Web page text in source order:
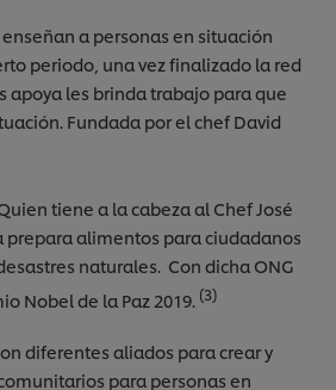
a personas en situación
periodo, una vez finalizado la red
apoya les brinda trabajo para que
Fundada por el chef David
tiene a la cabeza al Chef José
prepara alimentos para ciudadanos
naturales. Con dicha ONG
Nobel de la Paz 2019. (3)
diferentes aliados para crear y
para personas en